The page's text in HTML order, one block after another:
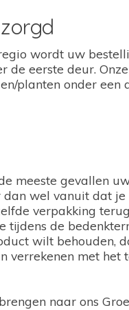
wordt uw
de eerste deur.
planten onder een
meeste gevallen
wel vanuit dat
verpakking
tijdens de
wilt behouden,
met het
naar ons